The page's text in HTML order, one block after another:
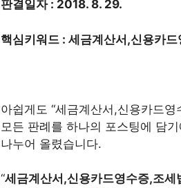
판결일자 : 2018. 8. 29.
핵심키워드 : 세금계산서,신용카
아쉽게도 “세금계산서,신용카드
모든 판례를 하나의 포스팅에 담
나누어 올렸습니다.
“세금계산서,신용카드영수증,조세